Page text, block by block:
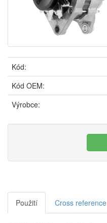
Kód:
Kód OEM:
Výrobce:
Použití Cross reference